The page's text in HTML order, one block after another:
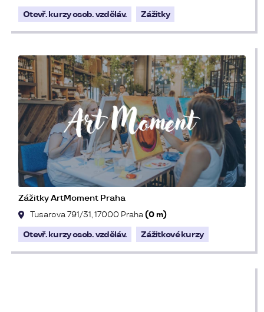
Otevř. kurzy osob. vzděláv. Zážitky
Zážitky ArtMoment Praha
Tusarova 791/31, 17000 Praha(0 m)
Otevř. kurzy osob. vzděláv. Zážitkové kurzy